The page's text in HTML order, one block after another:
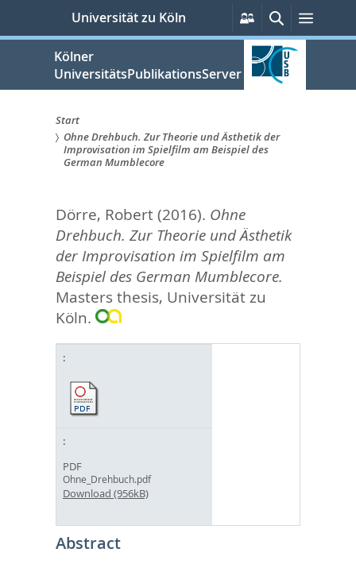
springen
Universität zu Köln
Persönliche
Services
SucheMenü
Kölner
UniversitätsPublikationsServer
Sie
hier:
Start
Ohne Drehbuch. Zur Theorie und Ästhetik der
Improvisation im Spielfilm am Beispiel des
German Mumblecore
Dörre, Robert(2016). Ohne
Drehbuch. Zur Theorie und Ästhetik
der Improvisation im Spielfilm am
Beispiel des German Mumblecore.
Masters thesis, Universität zu
Köln.
PDF
Ohne_Drehbuch.pdf
Download (956kB)
Abstract